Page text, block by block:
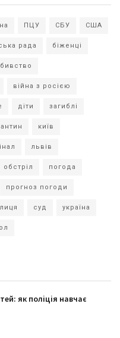
ПЦУ СБУ США
рада біженці
війна з росією
діти загиблі
київ
львів
обстріл погода
прогноз погоди
суд україна
як поліція навчає